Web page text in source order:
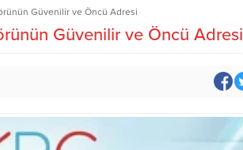
Güvenilir ve Öncü Adresi
Güvenilir ve Öncü Adresi